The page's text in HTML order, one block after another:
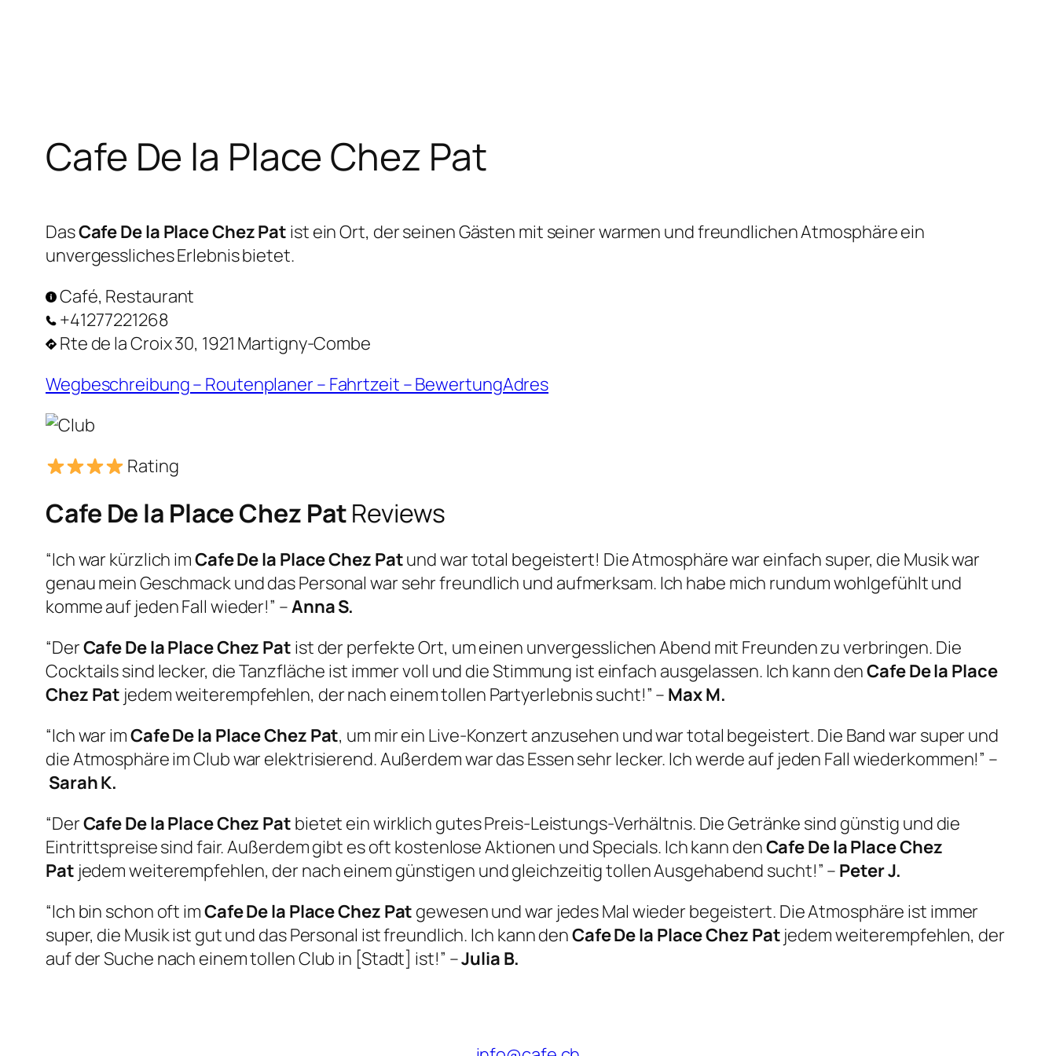
Cafe De la Place Chez Pat
DasCafe De la Place Chez Pat ist ein Ort, der seinen Gästen mit seiner warmen und freundlichen Atmosphäre ein
unvergessliches Erlebnis bietet.
Café, Restaurant
+41277221268
Rte de la Croix 30, 1921 Martigny-Combe
Wegbeschreibung – Routenplaner – Fahrtzeit – BewertungAdres
Rating
Cafe De la Place Chez PatReviews
“Ich war kürzlich imCafe De la Place Chez Patund war total begeistert! Die Atmosphäre war einfach super, die Musik war
genau mein Geschmack und das Personal war sehr freundlich und aufmerksam. Ich habe mich rundum wohlgefühlt und
komme auf jeden Fall wieder!” –Anna S.
“DerCafe De la Place Chez Pat ist der perfekte Ort, um einen unvergesslichen Abend mit Freunden zu verbringen. Die
Cocktails sind lecker, die Tanzfläche ist immer voll und die Stimmung ist einfach ausgelassen. Ich kann denCafe De la Place
Chez Pat jedem weiterempfehlen, der nach einem tollen Partyerlebnis sucht!” – Max M.
“Ich war imCafe De la Place Chez Pat, um mir ein Live-Konzert anzusehen und war total begeistert. Die Band war super und
die Atmosphäre im Club war elektrisierend. Außerdem war das Essen sehr lecker. Ich werde auf jeden Fall wiederkommen!” –
Sarah K.
“DerCafe De la Place Chez Pat bietet ein wirklich gutes Preis-Leistungs-Verhältnis. Die Getränke sind günstig und die
Eintrittspreise sind fair. Außerdem gibt es oft kostenlose Aktionen und Specials. Ich kann denCafe De la Place Chez
Pat jedem weiterempfehlen, der nach einem günstigen und gleichzeitig tollen Ausgehabend sucht!” – Peter J.
“Ich bin schon oft imCafe De la Place Chez Pat gewesen und war jedes Mal wieder begeistert. Die Atmosphäre ist immer
super, die Musik ist gut und das Personal ist freundlich. Ich kann denCafe De la Place Chez Pat jedem weiterempfehlen, der
auf der Suche nach einem tollen Club in [Stadt] ist!” –Julia B.